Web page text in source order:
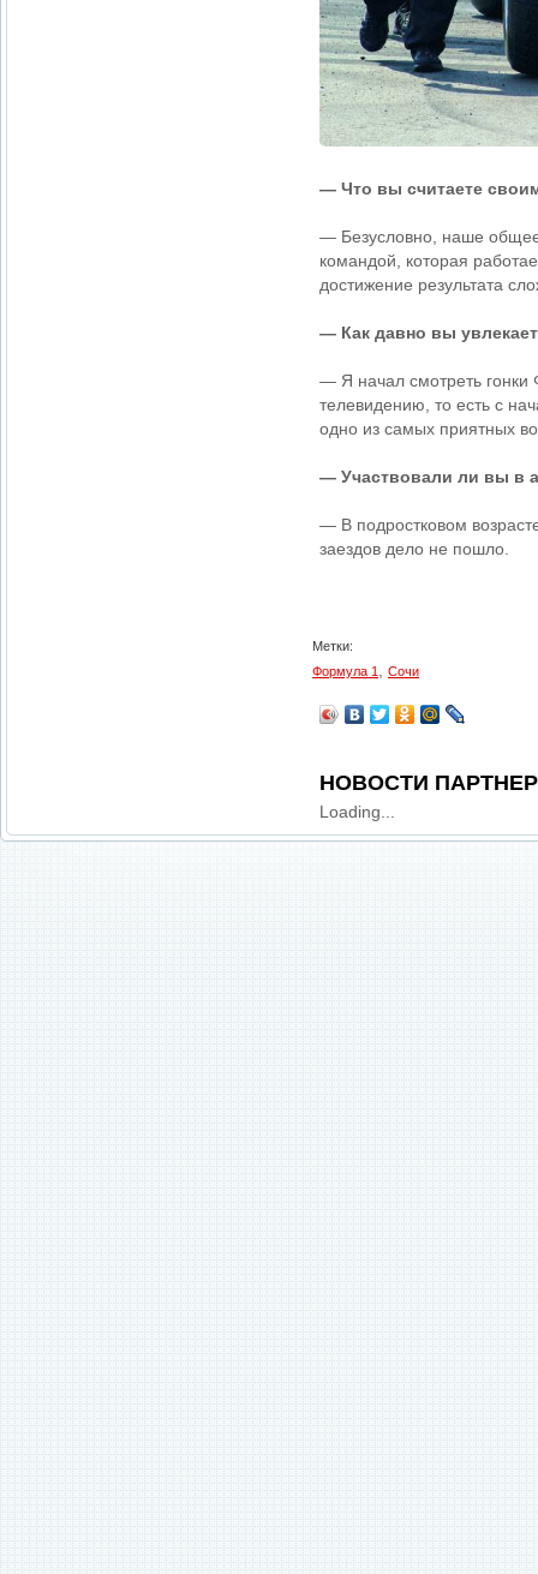
— Что вы считаете
— Безусловно, наше
командой, которая
достижение результата
— Как давно вы
— Я начал смотреть гонки
телевидению, то есть с
одно из самых приятных
— Участвовали ли вы в
— В подростковом
заездов дело не пошло.
Метки:
Формула 1
Сочи
НОВОСТИ
Loading...